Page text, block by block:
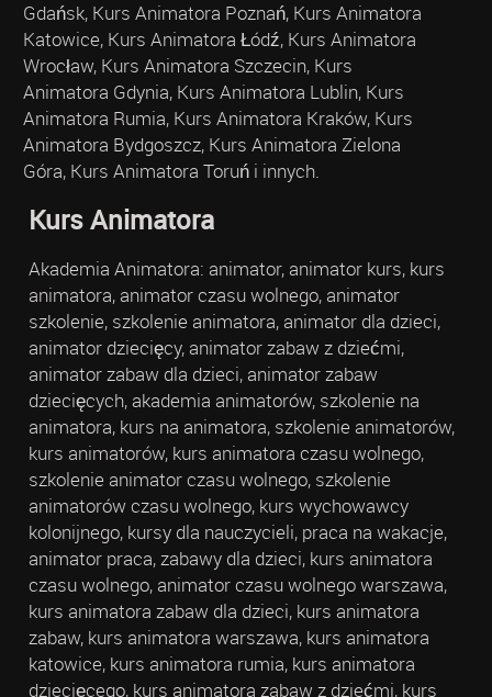
Gdańsk, Kurs Animatora Poznań, Kurs Animatora
Katowice, Kurs Animatora Łódź, Kurs Animatora
Wrocław, Kurs Animatora Szczecin, Kurs
Animatora Gdynia, Kurs Animatora Lublin, Kurs
Animatora Rumia, Kurs Animatora Kraków, Kurs
Animatora Bydgoszcz, Kurs Animatora Zielona
Góra, Kurs Animatora Toruń i innych.
Kurs Animatora
Akademia Animatora: animator, animator kurs, kurs
animatora, animator czasu wolnego, animator
szkolenie, szkolenie animatora, animator dla dzieci,
animator dziecięcy, animator zabaw z dziećmi,
animator zabaw dla dzieci, animator zabaw
dziecięcych, akademia animatorów, szkolenie na
animatora, kurs na animatora, szkolenie animatorów,
kurs animatorów, kurs animatora czasu wolnego,
szkolenie animator czasu wolnego, szkolenie
animatorów czasu wolnego, kurs wychowawcy
kolonijnego, kursy dla nauczycieli, praca na wakacje,
animator praca, zabawy dla dzieci, kurs animatora
czasu wolnego, animator czasu wolnego warszawa,
kurs animatora zabaw dla dzieci, kurs animatora
zabaw, kurs animatora warszawa, kurs animatora
katowice, kurs animatora rumia, kurs animatora
dziecięcego, kurs animatora zabaw z dziećmi, kurs